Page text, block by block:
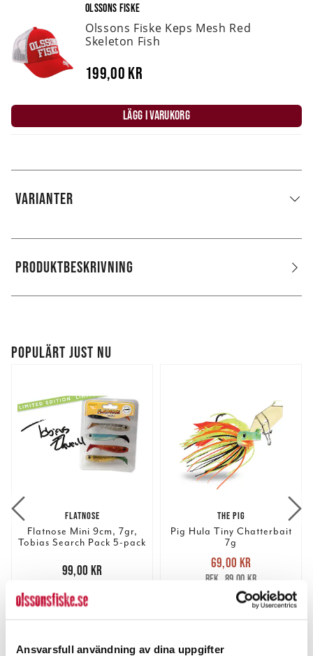
Ansvarsfull användning av dina uppgifter
OLSSONS FISKE
Olssons Fiske Keps Mesh Red
Skeleton Fish
199,00 kr
LÄGG I VARUKORG
VARIANTER
PRODUKTBESKRIVNING
POPULÄRT JUST NU
FLATNOSE
Flatnose Mini 9cm, 7gr,
Tobias Search Pack 5-pack
99,00 kr
99,00 kr
TILLFÄLLIGT SLUT
THE PIG
Pig Hula Tiny Chatterbait
7g
Nuvarande pris
69,00 krTidigare pris
89,00 kr
69,00 kr
89,00 kr
FINNS I LAGER.